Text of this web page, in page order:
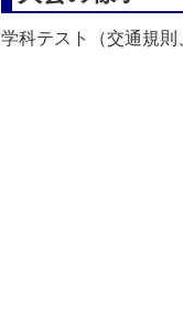
学科テスト（交通規則